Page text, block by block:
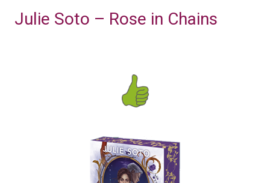
Julie Soto – Rose in Chains